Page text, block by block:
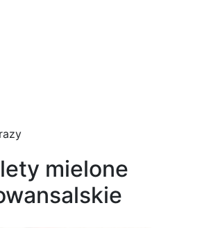
razy
mielone